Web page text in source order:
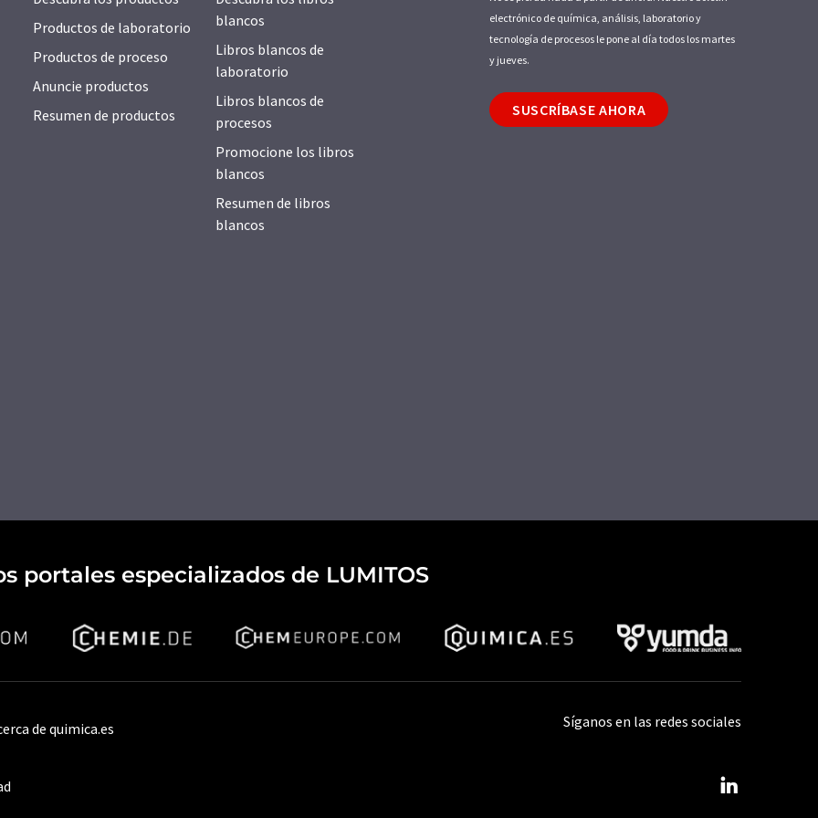
Productos de laboratorio
Productos de proceso
Anuncie productos
Resumen de productos
blancos
Libros blancos de
laboratorio
Libros blancos de
procesos
Promocione los libros
blancos
Resumen de libros
blancos
electrónico de química, análisis, laboratorio y
tecnología de procesos le pone al día todos los martes
y jueves.
SUSCRÍBASE AHORA
portales especializados de LUMITOS
de quimica.es Síganos en las redes sociales